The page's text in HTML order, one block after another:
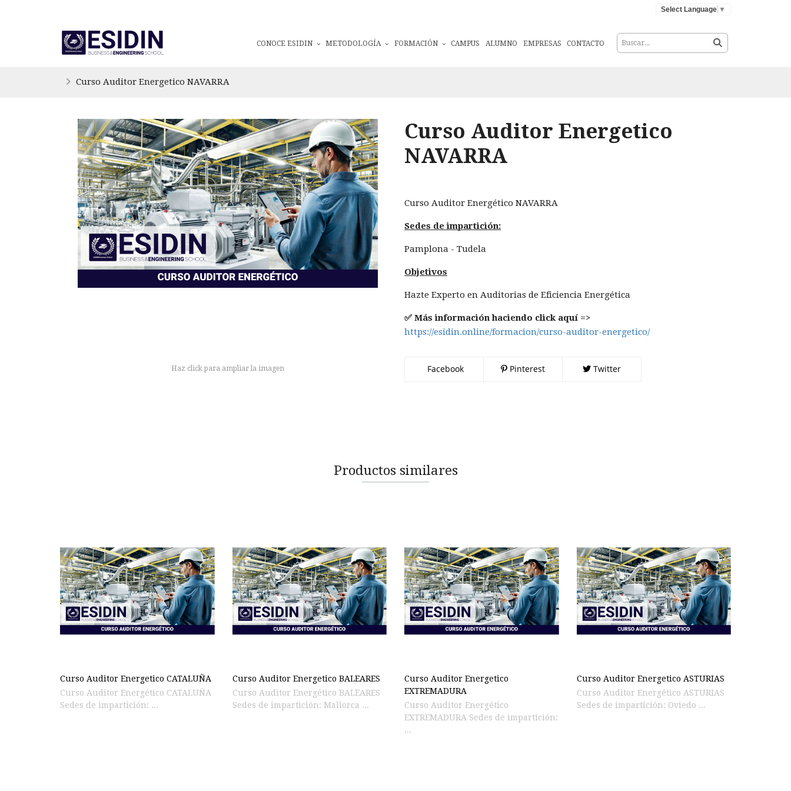
Select Language ▼
CONOCE ESIDIN METODOLOGÍA FORMACIÓN CAMPUS ALUMNO EMPRESAS CONTACTO
Curso Auditor Energetico NAVARRA
Haz click para ampliar la imagen
Curso Auditor Energetico
NAVARRA
Curso Auditor Energético NAVARRA
Sedes de impartición:
Pamplona - Tudela
Objetivos
Hazte Experto en Auditorias de Eficiencia Energética
✅ Más información haciendo click aquí =>
https://esidin.online/formacion/curso-auditor-energetico/
Facebook Pinterest Twitter
Productos similares
Curso Auditor Energetico CATALUÑA
Curso Auditor Energético CATALUÑA
Sedes de impartición: ...
Curso Auditor Energetico BALEARES
Curso Auditor Energético BALEARES
Sedes de impartición: Mallorca ...
Curso Auditor Energetico
EXTREMADURA
Curso Auditor Energético
EXTREMADURA Sedes de impartición:
...
Curso Auditor Energetico ASTURIAS
Curso Auditor Energético ASTURIAS
Sedes de impartición: Oviedo ...